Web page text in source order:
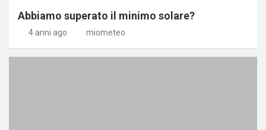
Abbiamo superato il minimo solare?
4 anni ago miometeo